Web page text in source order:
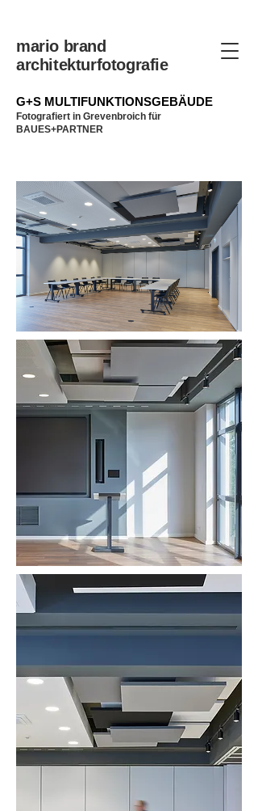
mario brand
architekturfotografie
G+S MULTIFUNKTIONSGEBÄUDE
Fotografiert in Grevenbroich für
BAUES+PARTNER